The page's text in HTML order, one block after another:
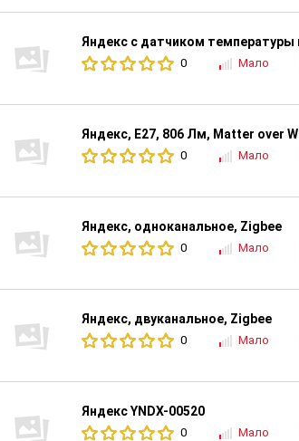
Яндекс с датчиком температуры
0 Мало
Яндекс, Е27, 806 Лм, Matter over
0 Мало
Яндекс, одноканальное, Zigbee
0 Мало
Яндекс, двуканальное, Zigbee
0 Мало
Яндекс YNDX-00520
0 Мало